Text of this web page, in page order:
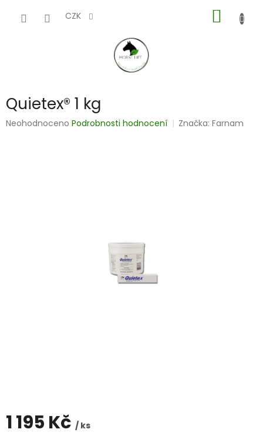
CZK
KOŠÍK
Quietex® 1 kg
Průměrné
Neohodnoceno Podrobnosti hodnocení Značka:Farnam
1 195 Kč / ks